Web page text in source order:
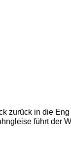
zurück in die
führt der